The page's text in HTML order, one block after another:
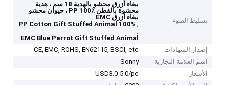
تسليط الضوء
ببغاء أزرق محشو بالهدية 18 سم ، هدية
محشوة بالقطن PP 100٪ ، حيوان محشو
ببغاء أزرق EMC
,
100% PP Cotton Gift Stuffed Animal
,
EMC Blue Parrot Gift Stuffed Animal
إصدار الشهادات
CE, EMC, ROHS, EN62115, BSCI, etc
اسم العلامة التجارية
Sonny
الأسعار
USD3.0-5.0/pc